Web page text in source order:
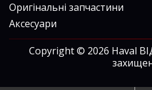
Оригінальні запчастини
Аксесуари
Copyright © 2026 Haval